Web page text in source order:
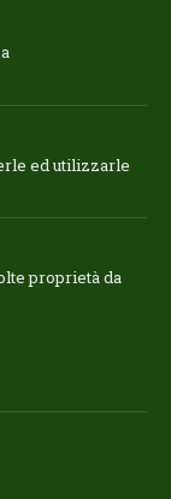
ed utilizzarle
proprietà da